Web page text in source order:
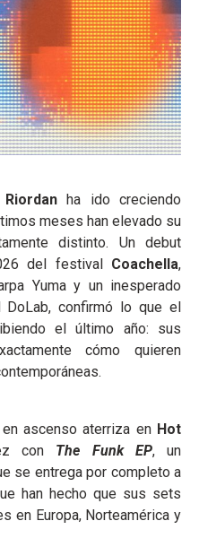
Riordanha ido creciendo
meses han elevado su
distinto. Un debut
del festival Coachella,
Yuma y un inesperado
confirmó lo que el
el último año: sus
cómo quieren
ascenso aterriza en Hot
con The Funk EP, un
se entrega por completo a
han hecho que sus sets
en Europa, Norteamérica y